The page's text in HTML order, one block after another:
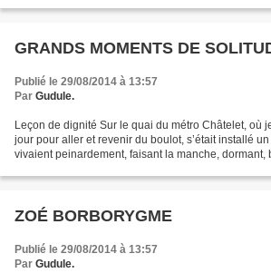
GRANDS MOMENTS DE
Publié le 29/08/2014 à 13:57
Par Gudule.
Leçon de dignité Sur le quai du métro Châtelet, où
jour pour aller et revenir du boulot, s’était installé
vivaient peinardement, faisant la manche, dormant,
ZOÉ BORBORYGME
Publié le 29/08/2014 à 13:57
Par Gudule.